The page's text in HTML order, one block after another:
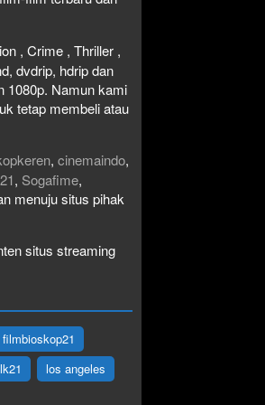
, Crime , Thriller ,
dvdrip, hdrip dan
1080p. Namun kami
tetap membeli atau
, cinemaindo,
, Sogafime,
menuju situs pihak
situs streaming
filmbioskop21
lk21
los angeles